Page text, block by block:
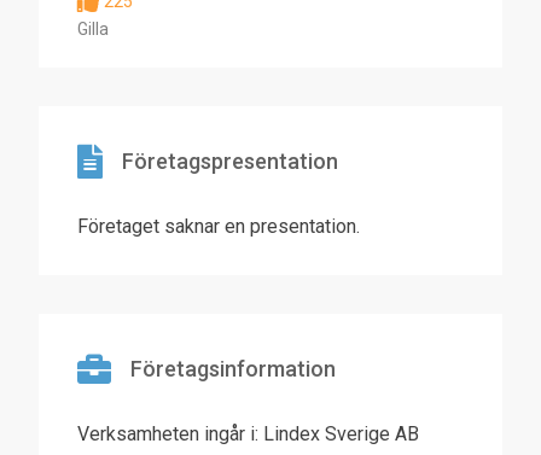
Gilla
Företagspresentation
Företaget saknar en presentation.
Företagsinformation
Verksamheten ingår i: Lindex Sverige AB